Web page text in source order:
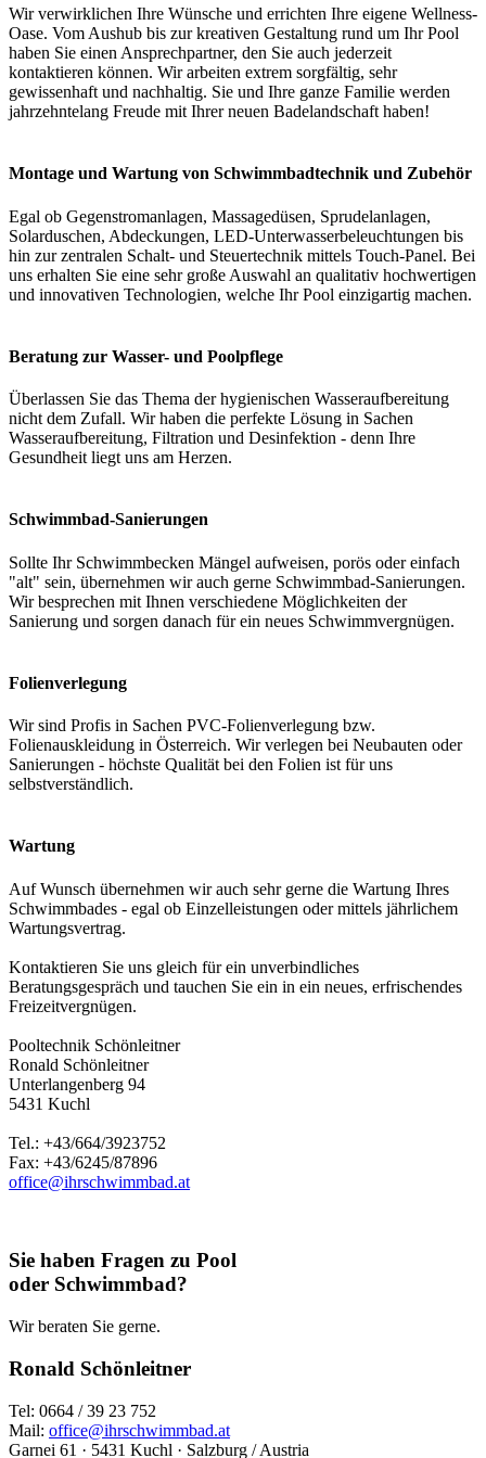
Wir verwirklichen Ihre Wünsche und errichten Ihre eigene Wellness-
Oase. Vom Aushub bis zur kreativen Gestaltung rund um Ihr Pool
haben Sie einen Ansprechpartner, den Sie auch jederzeit
kontaktieren können. Wir arbeiten extrem sorgfältig, sehr
gewissenhaft und nachhaltig. Sie und Ihre ganze Familie werden
jahrzehntelang Freude mit Ihrer neuen Badelandschaft haben!
Montage und Wartung von Schwimmbadtechnik und Zubehör
Egal ob Gegenstromanlagen, Massagedüsen, Sprudelanlagen,
Solarduschen, Abdeckungen, LED-Unterwasserbeleuchtungen bis
hin zur zentralen Schalt- und Steuertechnik mittels Touch-Panel. Bei
uns erhalten Sie eine sehr große Auswahl an qualitativ hochwertigen
und innovativen Technologien, welche Ihr Pool einzigartig machen.
Beratung zur Wasser- und Poolpflege
Überlassen Sie das Thema der hygienischen Wasseraufbereitung
nicht dem Zufall. Wir haben die perfekte Lösung in Sachen
Wasseraufbereitung, Filtration und Desinfektion - denn Ihre
Gesundheit liegt uns am Herzen.
Schwimmbad-Sanierungen
Sollte Ihr Schwimmbecken Mängel aufweisen, porös oder einfach
"alt" sein, übernehmen wir auch gerne Schwimmbad-Sanierungen.
Wir besprechen mit Ihnen verschiedene Möglichkeiten der
Sanierung und sorgen danach für ein neues Schwimmvergnügen.
Folienverlegung
Wir sind Profis in Sachen PVC-Folienverlegung bzw.
Folienauskleidung in Österreich. Wir verlegen bei Neubauten oder
Sanierungen - höchste Qualität bei den Folien ist für uns
selbstverständlich.
Wartung
Auf Wunsch übernehmen wir auch sehr gerne die Wartung Ihres
Schwimmbades - egal ob Einzelleistungen oder mittels jährlichem
Wartungsvertrag.
Kontaktieren Sie uns gleich für ein unverbindliches
Beratungsgespräch und tauchen Sie ein in ein neues, erfrischendes
Freizeitvergnügen.
Pooltechnik Schönleitner
Ronald Schönleitner
Unterlangenberg 94
5431 Kuchl
Tel.: +43/664/3923752
Fax: +43/6245/87896
office@ihrschwimmbad.at
Sie haben Fragen zu Pool
oder Schwimmbad?
Wir beraten Sie gerne.
Ronald Schönleitner
Tel: 0664 / 39 23 752
Mail: office@ihrschwimmbad.at
Garnei 61 · 5431 Kuchl · Salzburg / Austria